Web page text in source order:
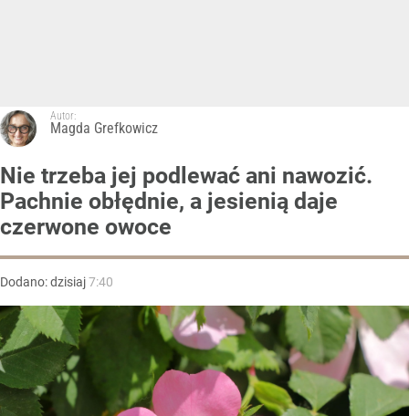
Autor:
Magda Grefkowicz
Nie trzeba jej podlewać ani nawozić.
Pachnie obłędnie, a jesienią daje
czerwone owoce
Dodano:dzisiaj7:40